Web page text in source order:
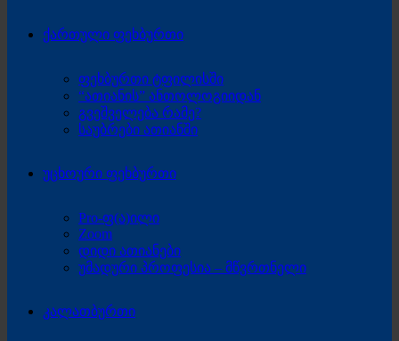
ქართული ფეხბურთი
ფეხბურთი ტფილისში
“ათიანის” ანთოლოგიიდან
გვეშველება რამე?
საუბრები ათიანში
უცხოური ფეხბურთი
Pro-ფ(ა)ილი
Zoom
დიდი ათიანები
უმადური პროფესია – მწვრთნელი
კალათბურთი